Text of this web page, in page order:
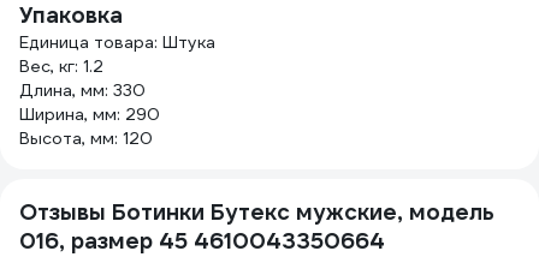
Упаковка
Единица товара: Штука
Вес, кг: 1.2
Длина, мм: 330
Ширина, мм: 290
Высота, мм: 120
Отзывы Ботинки Бутекс мужские, модель
016, размер 45 4610043350664